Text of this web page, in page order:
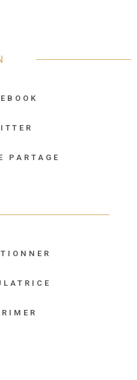
PARTAGE